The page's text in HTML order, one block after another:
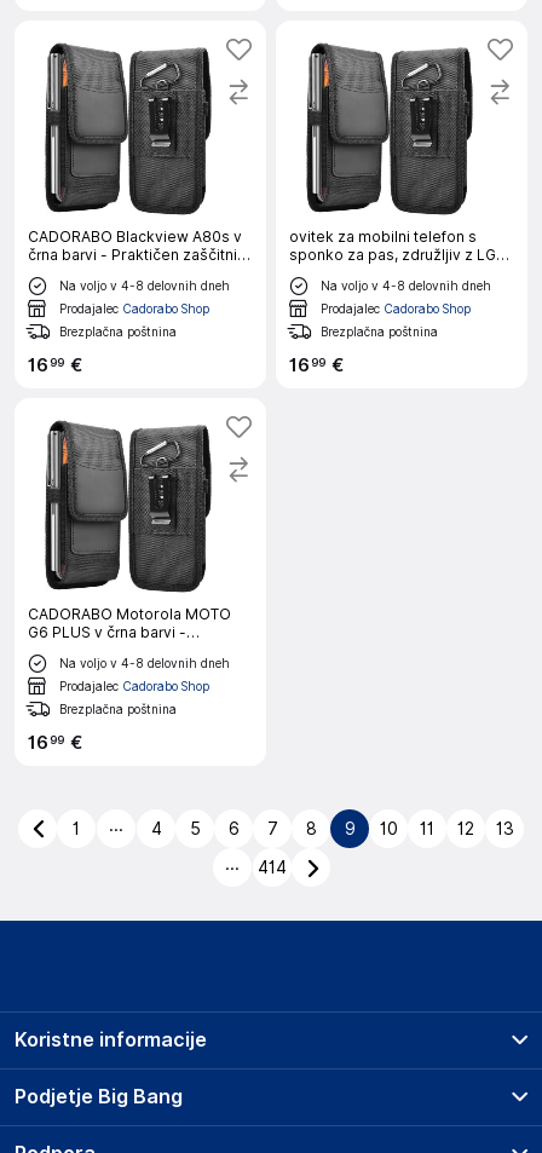
CADORABO Blackview A80s v
črna barvi - Praktičen zaščitni
ovitek s karabinom Ovitek
ovitka z držalom za pisalo
Na voljo v 4-8 delovnih dneh
Prodajalec Cadorabo Shop
Brezplačna poštnina
1699 €
ovitek za mobilni telefon s
sponko za pas, združljiv z LG
V50 v črna barvi - Praktičen
zaščitni ovitek s karabinom
Ovitek ovitka z držalom za
pisalo
Na voljo v 4-8 delovnih dneh
Prodajalec Cadorabo Shop
Brezplačna poštnina
1699 €
CADORABO Motorola MOTO
G6 PLUS v črna barvi -
Praktičen zaščitni ovitek s
karabinom Ovitek ovitka z
držalom za pisalo
Na voljo v 4-8 delovnih dneh
Prodajalec Cadorabo Shop
Brezplačna poštnina
1699 €
1 ... 4 5 6 7 8 9 10 11 12
13
...
414
Podjetje Big Bang
O podjetju
Koristne informacije
Prodajna mesta